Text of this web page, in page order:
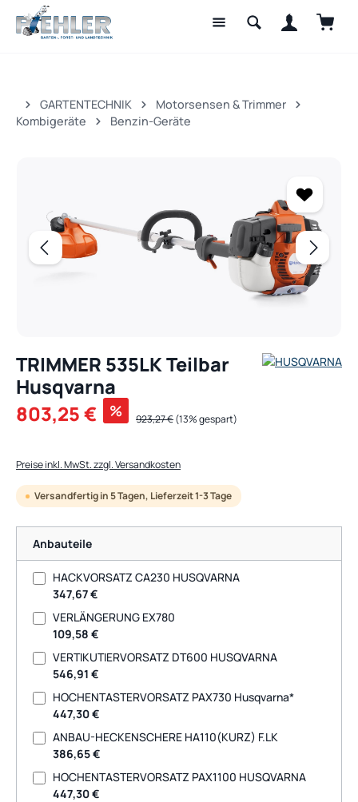
Zum Hauptinhalt springen
GARTENTECHNIK
Motorsensen & Trimmer
Kombigeräte
Benzin-Geräte
TRIMMER 535LK Teilbar
Husqvarna
Verkaufspreis:
803,25 € % Regulärer Preis:
923,27 €(13% gespart)
Preise inkl. MwSt. zzgl. Versandkosten
Versandfertig in 5 Tagen, Lieferzeit 1-3 Tage
Anbauteile
HACKVORSATZ CA230 HUSQVARNA
347,67 €
VERLÄNGERUNG EX780
109,58 €
VERTIKUTIERVORSATZ DT600 HUSQVARNA
546,91 €
HOCHENTASTERVORSATZ PAX730 Husqvarna*
447,30 €
ANBAU-HECKENSCHERE HA110(KURZ) F.LK
386,65 €
HOCHENTASTERVORSATZ PAX1100 HUSQVARNA
447,30 €